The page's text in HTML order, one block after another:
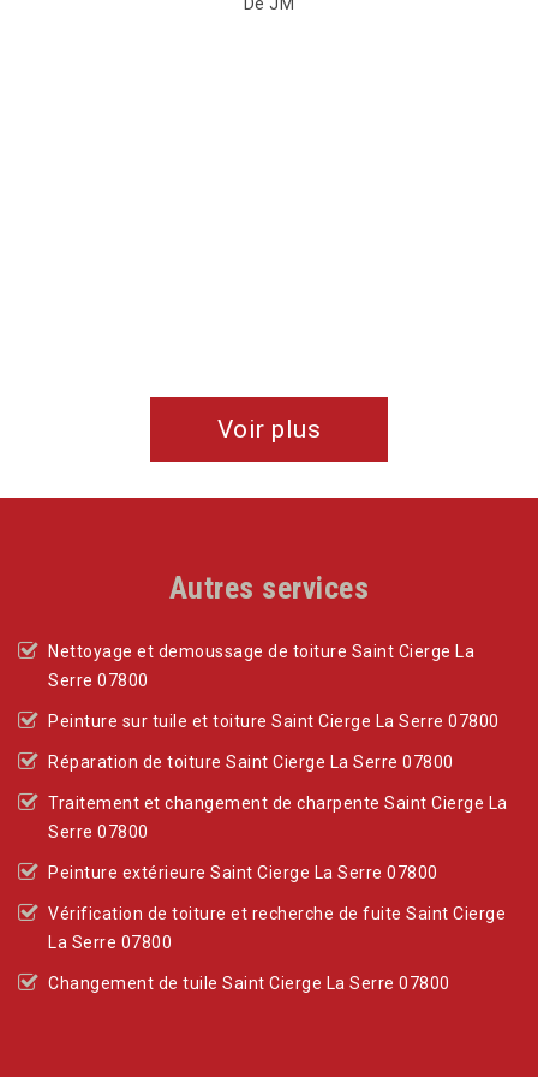
Voir plus
Autres services
Nettoyage et demoussage de toiture Saint Cierge La
Serre 07800
Peinture sur tuile et toiture Saint Cierge La Serre 07800
Réparation de toiture Saint Cierge La Serre 07800
Traitement et changement de charpente Saint Cierge La
Serre 07800
Peinture extérieure Saint Cierge La Serre 07800
Vérification de toiture et recherche de fuite Saint Cierge
La Serre 07800
Changement de tuile Saint Cierge La Serre 07800